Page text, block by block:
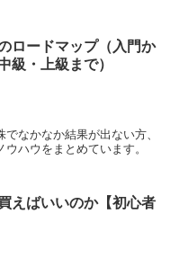
ロードマップ（入門か
級・上級まで）
なかなか結果が出ない方、
ハウをまとめています。
えばいいのか【初心者